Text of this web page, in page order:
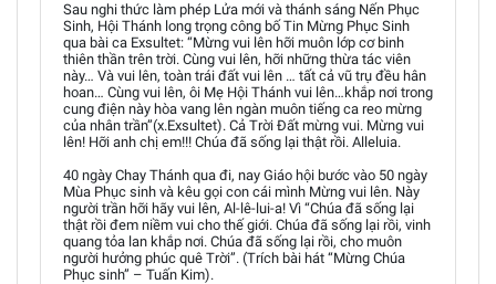
Sau nghi thức làm phép Lửa mới và thánh sáng Nến Phục
Sinh, Hội Thánh long trọng công bố Tin Mừng Phục Sinh
qua bài ca Exsultet: “Mừng vui lên hỡi muôn lớp cơ binh
thiên thần trên trời. Cùng vui lên, hỡi những thừa tác viên
này… Và vui lên, toàn trái đất vui lên … tất cả vũ trụ đều hân
hoan… Cùng vui lên, ôi Mẹ Hội Thánh vui lên…khắp nơi trong
cung điện này hòa vang lên ngàn muôn tiếng ca reo mừng
của nhân trần”(x.Exsultet). Cả Trời Đất mừng vui. Mừng vui
lên! Hỡi anh chị em!!! Chúa đã sống lại thật rồi. Alleluia.
40 ngày Chay Thánh qua đi, nay Giáo hội bước vào 50 ngày
Mùa Phục sinh và kêu gọi con cái mình Mừng vui lên. Này
người trần hỡi hãy vui lên, Al-lê-lui-a! Vì “Chúa đã sống lại
thật rồi đem niềm vui cho thế giới. Chúa đã sống lại rồi, vinh
quang tỏa lan khắp nơi. Chúa đã sống lại rồi, cho muôn
người hưởng phúc quê Trời”. (Trích bài hát “Mừng Chúa
Phục sinh” – Tuấn Kim).